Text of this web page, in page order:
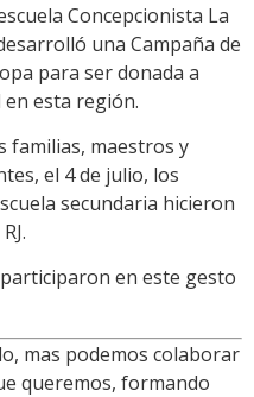
Concepcionista La
una Campaña de
para ser donada a
esta región.
familias, maestros y
el 4 de julio, los
secundaria hicieron
en este gesto
mas podemos colaborar
queremos, formando